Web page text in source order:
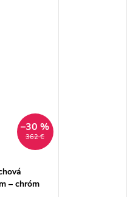
362 €
–30 %
– chróm